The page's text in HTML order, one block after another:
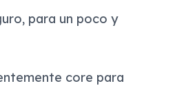
para un poco y
core para